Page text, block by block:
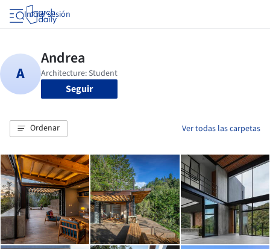
Iniciar sesión
Seguir
Ordenar Ver todas las carpetas